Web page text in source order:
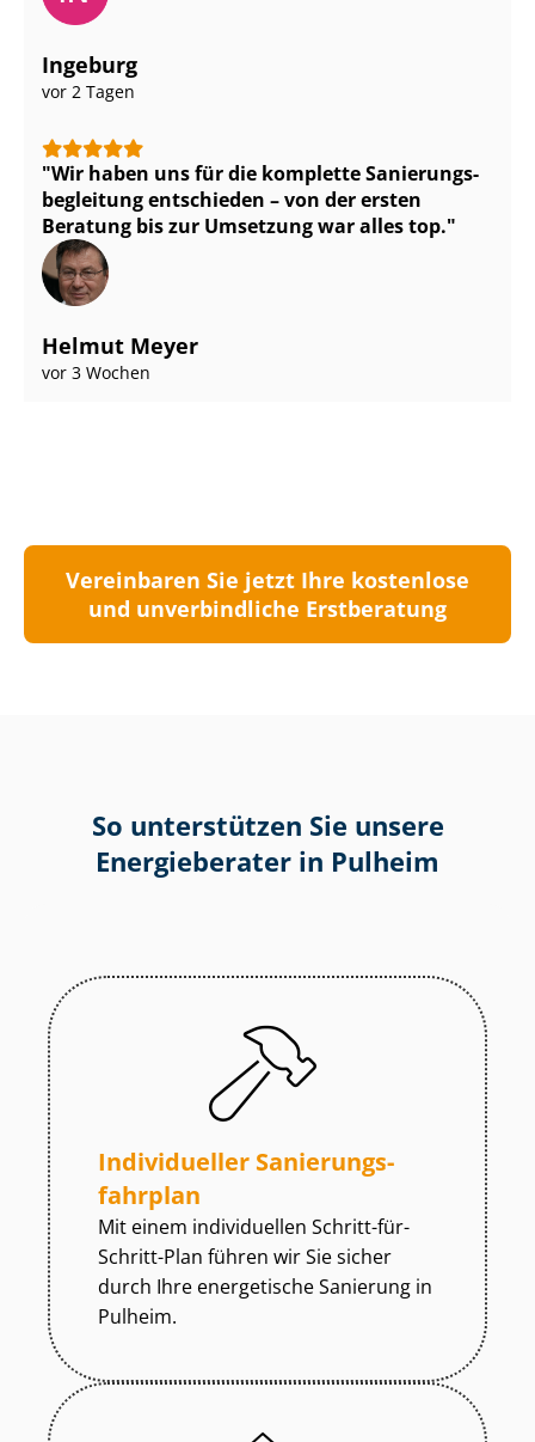
Ingeburg
vor 2 Tagen
Wir haben uns für die komplette Sa­nie­rungs­
be­glei­tung entschieden – von der ersten
Beratung bis zur Umsetzung war alles top.
Helmut Meyer
vor 3 Wochen
Vereinbaren Sie jetzt Ihre kostenlose
und unverbindliche Erstberatung
So unterstützen Sie unsere
Energieberater in Pulheim
Individueller Sa­nie­rungs­
fahr­plan
Mit einem individuellen Schritt-für-
Schritt-Plan führen wir Sie sicher
durch Ihre energetische Sanierung in
Pulheim.